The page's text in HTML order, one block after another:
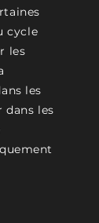
cycle
les
les
dans les